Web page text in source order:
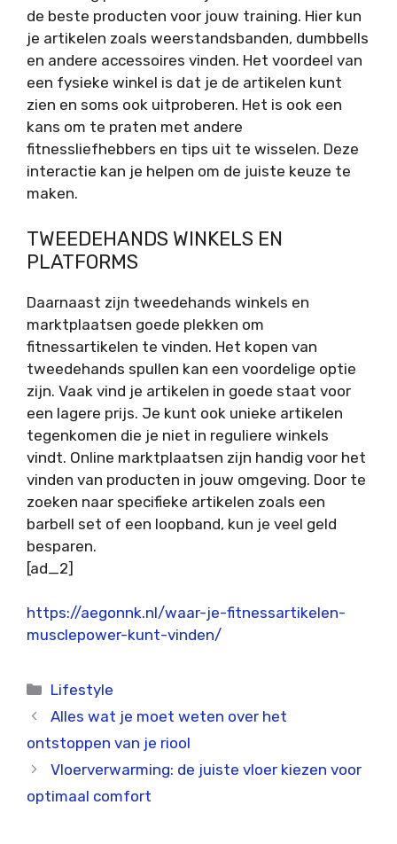
de beste producten voor jouw training. Hier kun
je artikelen zoals weerstandsbanden, dumbbells
en andere accessoires vinden. Het voordeel van
een fysieke winkel is dat je de artikelen kunt
zien en soms ook uitproberen. Het is ook een
kans om te praten met andere
fitnessliefhebbers en tips uit te wisselen. Deze
interactie kan je helpen om de juiste keuze te
maken.
TWEEDEHANDS WINKELS EN
PLATFORMS
Daarnaast zijn tweedehands winkels en
marktplaatsen goede plekken om
fitnessartikelen te vinden. Het kopen van
tweedehands spullen kan een voordelige optie
zijn. Vaak vind je artikelen in goede staat voor
een lagere prijs. Je kunt ook unieke artikelen
tegenkomen die je niet in reguliere winkels
vindt. Online marktplaatsen zijn handig voor het
vinden van producten in jouw omgeving. Door te
zoeken naar specifieke artikelen zoals een
barbell set of een loopband, kun je veel geld
besparen.
[ad_2]
https://aegonnk.nl/waar-je-fitnessartikelen-
musclepower-kunt-vinden/
Categorieën
Lifestyle
Alles wat je moet weten over het
ontstoppen van je riool
Vloerverwarming: de juiste vloer kiezen voor
optimaal comfort